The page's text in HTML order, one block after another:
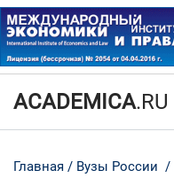
ACADEMICA.RU
Главная Вузы России
Да